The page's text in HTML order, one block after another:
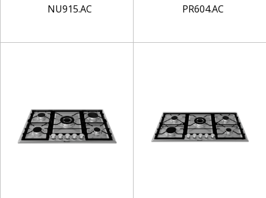
NU915.AC PR604.AC